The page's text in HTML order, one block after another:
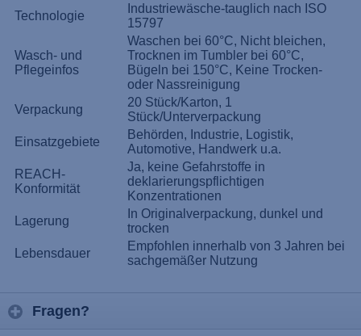
Technologie
Industriewäsche-tauglich nach ISO
15797
Wasch- und
Pflegeinfos
Waschen bei 60°C, Nicht bleichen,
Trocknen im Tumbler bei 60°C,
Bügeln bei 150°C, Keine Trocken-
oder Nassreinigung
Verpackung
20 Stück/Karton, 1
Stück/Unterverpackung
Einsatzgebiete
Behörden, Industrie, Logistik,
Automotive, Handwerk u.a.
REACH-
Konformität
Ja, keine Gefahrstoffe in
deklarierungspflichtigen
Konzentrationen
Lagerung
In Originalverpackung, dunkel und
trocken
Lebensdauer
Empfohlen innerhalb von 3 Jahren bei
sachgemäßer Nutzung
Fragen?